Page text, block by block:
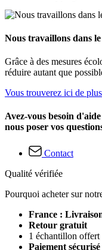
Nous travaillons dans
Grâce à des mesures
réduire autant que
Vous trouverez ici de
Avez-vous besoin
nous poser vos
Contact
Qualité vérifiée
Pourquoi acheter sur
France :
Retour gratuit
1 échantillon offert
Paiement sécurisé